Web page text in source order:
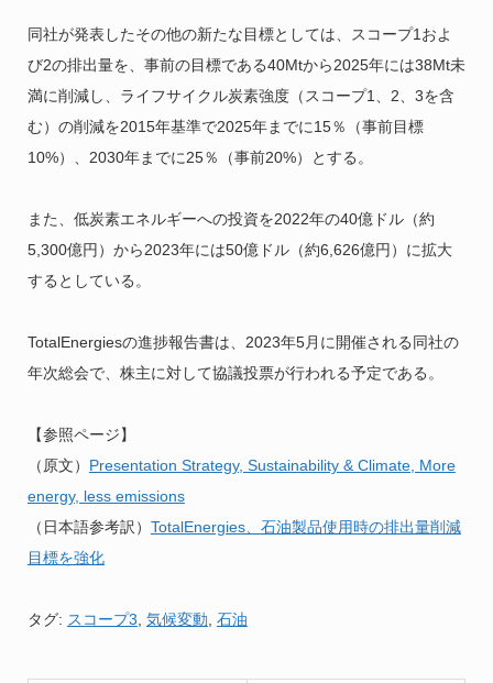
同社が発表したその他の新たな目標としては、スコープ1およ
び2の排出量を、事前の目標である40Mtから2025年には38Mt未
満に削減し、ライフサイクル炭素強度（スコープ1、2、3を含
む）の削減を2015年基準で2025年までに15％（事前目標
10%）、2030年までに25％（事前20%）とする。
また、低炭素エネルギーへの投資を2022年の40億ドル（約
5,300億円）から2023年には50億ドル（約6,626億円）に拡大
するとしている。
TotalEnergiesの進捗報告書は、2023年5月に開催される同社の
年次総会で、株主に対して協議投票が行われる予定である。
【参照ページ】
（原文） Presentation Strategy, Sustainability & Climate, More
energy, less emissions
（日本語参考訳） TotalEnergies、石油製品使用時の排出量削減
目標を強化
タグ: スコープ3 気候変動 石油